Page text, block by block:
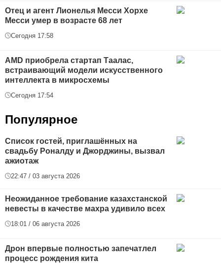
Отец и агент Лионелья Месси Хорхе
Месси умер в возрасте 68 лет
Сегодня 17:58
AMD приобрела стартап Таалас,
встраивающий модели искусственного
интеллекта в микросхемы
Сегодня 17:54
Популярное
Список гостей, приглашённых на
свадьбу Роналду и Джорджины, вызвал
ажиотаж
22:47 / 03 августа 2026
Неожиданное требование казахстанской
невесты в качестве махра удивило всех
18:01 / 06 августа 2026
Дрон впервые полностью запечатлел
процесс рождения кита